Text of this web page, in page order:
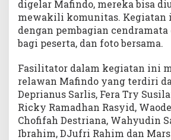
digelar Mafindo, mereka bisa
mewakili komunitas.
dengan pembagian cendramata
bagi peserta, dan foto bersama.
Fasilitator dalam kegiatan ini
relawan Mafindo yang terdiri
Deprianus Sarlis, Fera Try
Ricky Ramadhan Rasyid,
Chofifah Destriana, Wahyudin
Ibrahim, DJufri Rahim dan